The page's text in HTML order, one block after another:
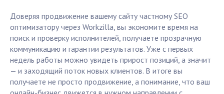
Доверяя продвижение вашему сайту частному SEO
оптимизатору через Workzilla, вы экономите время на
поиск и проверку исполнителей, получаете прозрачную
коммуникацию и гарантии результатов. Уже с первых
недель работы можно увидеть прирост позиций, а значит
— и заходящий поток новых клиентов. В итоге вы
получаете не просто продвижение, а понимание, что ваш